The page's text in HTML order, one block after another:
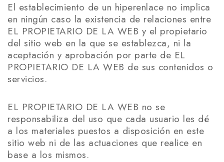
El establecimiento de un hiperenlace no implica
en ningún caso la existencia de relaciones entre
EL PROPIETARIO DE LA WEB y el propietario
del sitio web en la que se establezca, ni la
aceptación y aprobación por parte de EL
PROPIETARIO DE LA WEB de sus contenidos o
servicios.
EL PROPIETARIO DE LA WEB no se
responsabiliza del uso que cada usuario les dé
a los materiales puestos a disposición en este
sitio web ni de las actuaciones que realice en
base a los mismos.